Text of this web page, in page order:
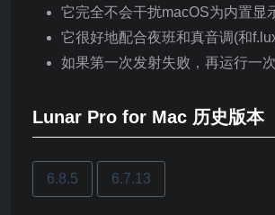
它完全不会干扰macOS为内置显
它很好地配合夜班和真音调(和
如果第一次发射失败，再运行一次
Lunar Pro for Mac 历史版本
6.8.5 6.7.13